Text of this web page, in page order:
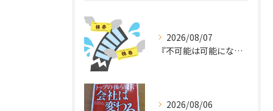
2026/08/07
『不可能は可能になる』
2026/08/06